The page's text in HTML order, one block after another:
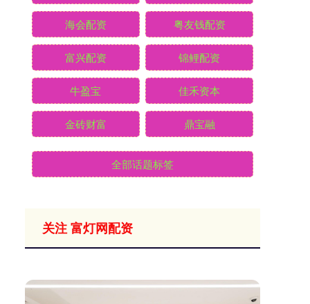
海会配资 粤友钱配资
富兴配资 锦鲤配资
牛盈宝 佳禾资本
金砖财富 鼎宝融
全部话题标签
关注 富灯网配资